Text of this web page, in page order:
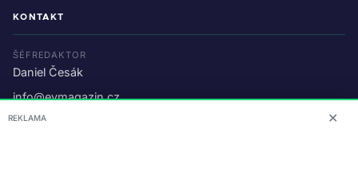
KONTAKT
ŠÉFREDAKTOR
Daniel Česák
info@evmagazin.cz
O nás
REKLAMA ✕